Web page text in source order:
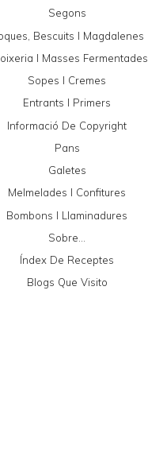
Segons
Bescuits I Magdalenes
I Masses Fermentades
Sopes I Cremes
Entrants I Primers
Informació De Copyright
Pans
Galetes
Melmelades I Confitures
Bombons I Llaminadures
Sobre...
Índex De Receptes
Blogs Que Visito